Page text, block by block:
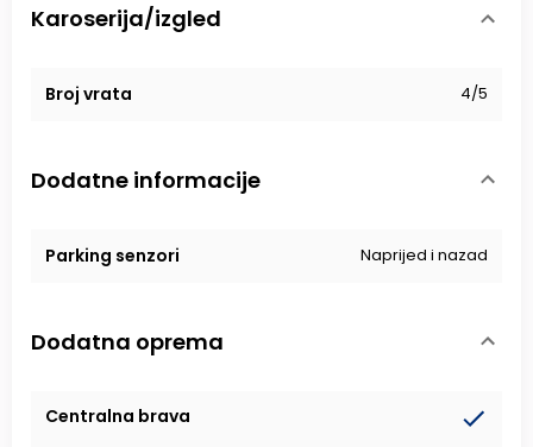
Karoserija/izgled
Broj vrata 4/5
Dodatne informacije
Parking senzori Naprijed i nazad
Dodatna oprema
Centralna brava